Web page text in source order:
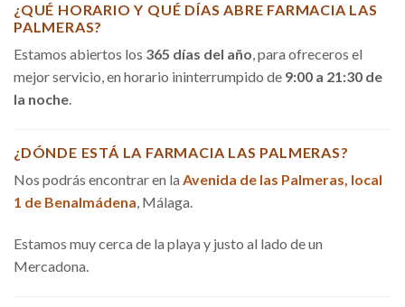
¿QUÉ HORARIO Y QUÉ DÍAS ABRE FARMACIA LAS
PALMERAS?
Estamos abiertos los 365 días del año, para ofreceros el
mejor servicio, en horario ininterrumpido de 9:00 a 21:30 de
la noche.
¿DÓNDE ESTÁ LA FARMACIA LAS PALMERAS?
Nos podrás encontrar en la Avenida de las Palmeras, local
1 de Benalmádena, Málaga.
Estamos muy cerca de la playa y justo al lado de un
Mercadona.